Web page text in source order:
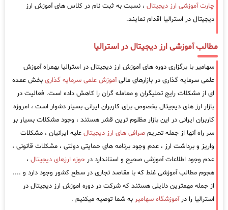
چارت آموزشی ارز دیجیتال ، نسبت به ثبت نام در کلاس های آموزش ارز
دیجیتال در استرالیا اقدام نمایند.
مطالب آموزشی ارز دیجیتال در استرالیا
سهامیر با برگزاری دوره های آموزش ارز دیجیتال در استرالیا بهمراه آموزش
علمی سرمایه گذاری در بازارهای مالیآموزش علمی سرمایه گذاری بخش عمده
ای از مشکلات رایج تحلیگران و معامله گران را کاهش داده است. فعالیت در
بازار ارز های دیجیتال بخصوص برای کاربران ایرانی بسیار دشوار است ، امروزه
کاربران ایرانی در این بازار مظلوم ترین قشر هستند ، وجود مشکلات بسیار بر
سر راه آنها از جمله تحریم صرافی های ارز دیجیتال علیه ایرانیان ، مشکلات
واریز و برداشت ارز ، عدم وجود برنامه های حمایتی دولتی ، مشکلات قانونی ،
عدم وجود اطلاعات آموزشی صحیح و استاندارد در حوزه ارزهای دیجیتال ،
هجوم مطالب آموزشی غلط که با مقاصد تجاری در سطح کشور وجود دارد و ....
از جمله مهمترین دلایلی هستند که شرکت در دوره اموزش ارز دیجیتال در
استرالیا را درآموزشگاه سهامیر به شما توصیه میکنیم .